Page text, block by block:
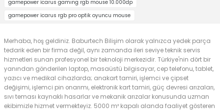
gamepower icarus gamıng rgb mouse 10.000dp
gamepower icarus rgb pro optik oyuncu mouse
Merhaba, hoş geldiniz. Baburtech Bilişim olarak yalnızca yedek parça
tedarik eden bir firma değil, aynı zamanda ileri seviye teknik servis
hizmetleri sunan profesyonel bir teknoloji merkezidir. Türkiye'nin dört bir
yanından gönderilen laptop, masaüstü bilgisayar, cep telefonu, tablet,
yazıcı ve medikal cihazlarda; anakart tamiri, işlemci ve çipset
değişimi, işlemci pin onarımı, elektronik kart tamiri, güç devresi arızaları,
sıvı teması kaynaklı hasarlar ve mekanik arızalar konusunda uzman
ekibimizle hizmet vermekteyiz. 5000 m² kapalı alanda faaliyet gösteren